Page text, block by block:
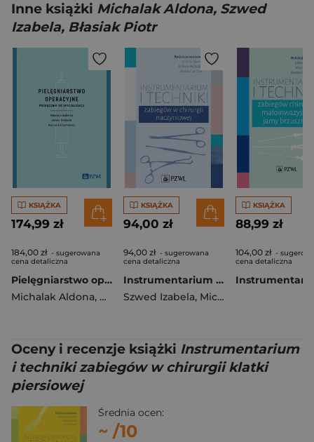
Inne książki Michalak Aldona, Szwed
Izabela, Błasiak Piotr
KSIĄŻKA
174,99 zł
184,00 zł - sugerowana
cena detaliczna
Pielęgniarstwo operacyjne. Podręcznik do specjaliz
Michalak Aldona, Sierżantowicz Regina
KSIĄŻKA
94,00 zł
94,00 zł - sugerowana
cena detaliczna
Instrumentarium i techniki zabiegów w chirurgii..
Szwed Izabela, Michalak Aldona
KSIĄŻKA
88,99 zł
104,00 zł -
cena detaliczna
Oceny i recenzje książki Instrumentarium
i techniki zabiegów w chirurgii klatki
piersiowej
Średnia ocen:
~ /10